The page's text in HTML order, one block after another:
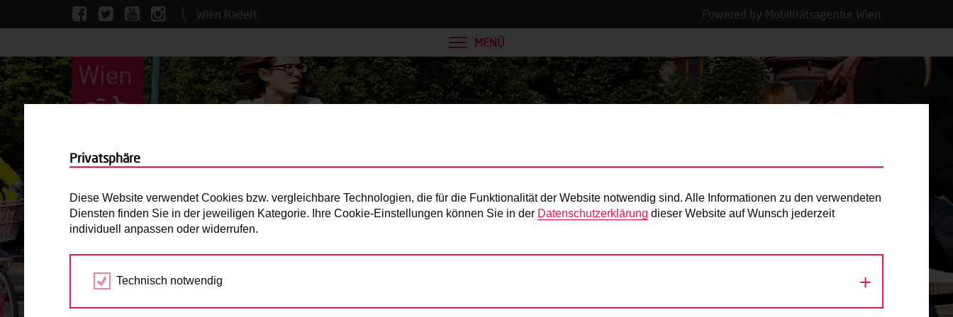
Wien Radelt Powered by Mobilitätsagentur Wien
MENÜ
Presse
Privatsphäre
Diese Website verwendet Cookies bzw. vergleichbare Technologien, die für die Funktionalität der Website notwendig sind. Alle Informationen zu den verwendeten
Diensten finden Sie in der jeweiligen Kategorie. Ihre Cookie-Einstellungen können Sie in der Datenschutzerklärung dieser Website auf Wunsch jederzeit
individuell anpassen oder widerrufen.
Technisch notwendig